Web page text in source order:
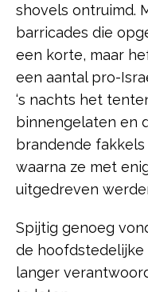
shovels ontruimd.
barricades die
een korte, maar
een aantal pro-
‘s nachts het
binnengelaten en
brandende
waarna ze met
uitgedreven
Spijtig genoeg
de
langer